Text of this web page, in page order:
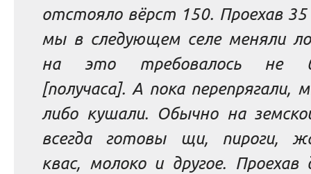
отстояло вёрст 150. Проехав
мы в следующем селе меняли
на это требовалось не
[получаса]. А пока перепрягали,
либо кушали. Обычно на
всегда готовы щи, пироги,
квас, молоко и другое. Проехав